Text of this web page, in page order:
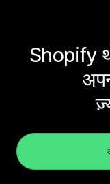
Shopify